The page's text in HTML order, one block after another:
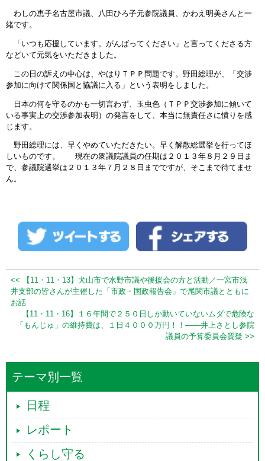
わしの恵子名古屋市議、八田ひろ子元参院議員、かわえ明美さんと一
緒です。
「いつも応援しています。がんばってください」と言ってくださる方
などいて元気をいただきました。
この日の訴えの中心は、やはりＴＰＰ問題です。野田総理が、「交渉
参加に向けて関係国と協議に入る」という表明をしました。
日本の何を守るのかも一切言わず、玉虫色（ＴＰＰ交渉参加に傾いて
いる事実上の交渉参加表明）の発言をして、本当に無責任さに憤りを感
じます。
野田総理には、早くやめていただきたい。早く解散総選挙を行ってほ
しいものです。 現在の衆議院議員の任期は２０１３年８月２９日ま
で、参議院選挙は２０１３年７月２８日までですが、そこまで待てませ
ん。
<< 【11・11・13】犬山市で水野市議や後援会の方と活動／一宮市浅
井支部の皆さんが主催した「市政・国政報告会」で尾関市議とともに
お話
【11・11・16】１６年間で２５０日しか動いていないムダで危険な
「もんじゅ」の維持費は、１日４０００万円！！――井上さとし参院
議員の予算委員会質疑 >>
テーマ別一覧
日程
レポート
くらし守る